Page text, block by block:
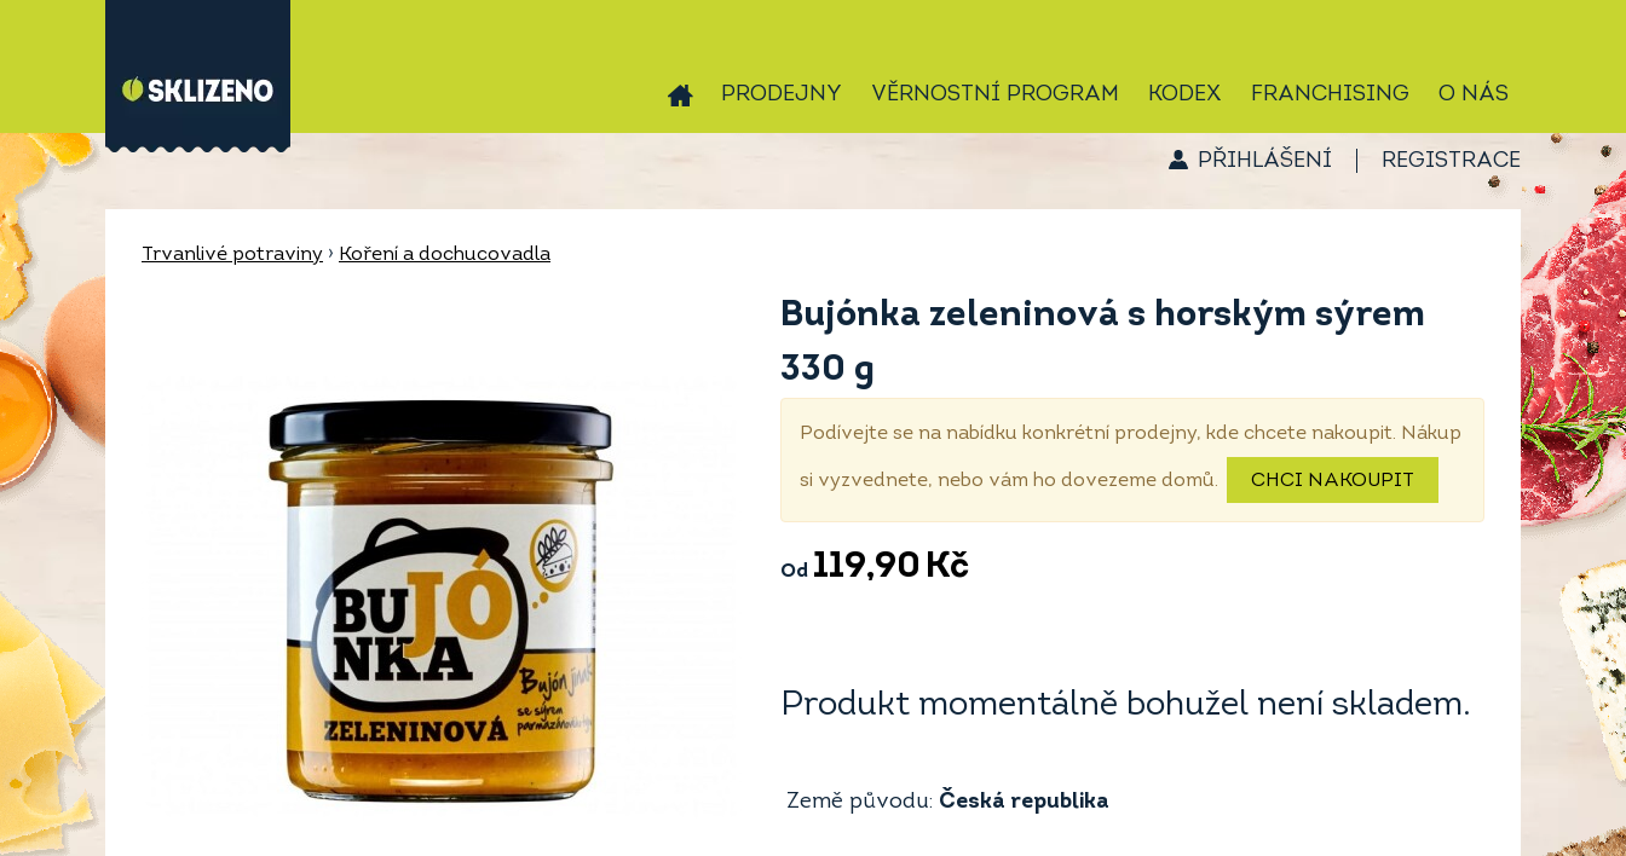
PRODEJNY VĚRNOSTNÍ PROGRAM KODEX FRANCHISING O NÁS
PŘIHLÁŠENÍ REGISTRACE
Trvanlivé potraviny › Koření a dochucovadla
Bujónka zeleninová s horským sýrem
330 g
Podívejte se na nabídku konkrétní prodejny, kde chcete nakoupit. Nákup
si vyzvednete, nebo vám ho dovezeme domů. CHCI NAKOUPIT
Od 119,90 Kč
Produkt momentálně bohužel není skladem.
Země původu: Česká republika